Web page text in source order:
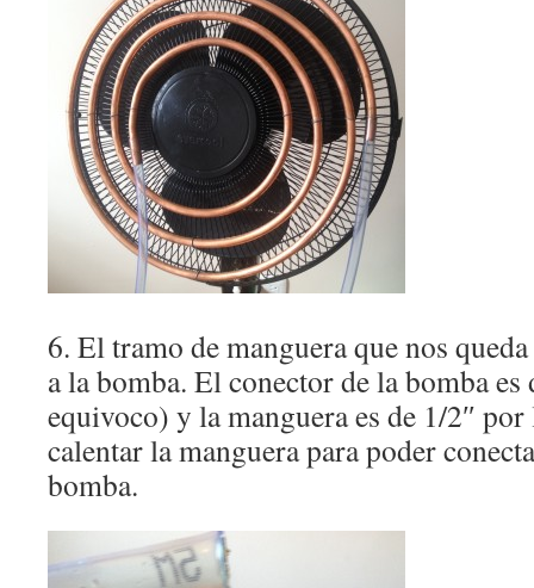
6. El tramo de manguera que nos
a la bomba. El conector de la bomba
equivoco) y la manguera es de 1/2″
calentar la manguera para poder
bomba.